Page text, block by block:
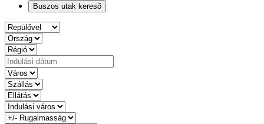
Buszos utak kereső